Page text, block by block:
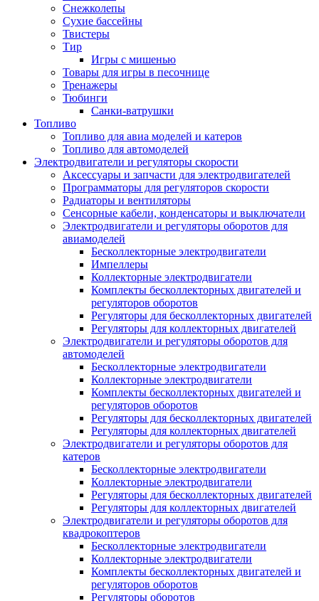
Снежколепы
Сухие бассейны
Твистеры
Тир
Игры с мишенью
Товары для игры в песочнице
Тренажеры
Тюбинги
Санки-ватрушки
Топливо
Топливо для авиа моделей и катеров
Топливо для автомоделей
Электродвигатели и регуляторы скорости
Аксессуары и запчасти для электродвигателей
Программаторы для регуляторов скорости
Радиаторы и вентиляторы
Сенсорные кабели, конденсаторы и выключатели
Электродвигатели и регуляторы оборотов для
авиамоделей
Бесколлекторные электродвигатели
Импеллеры
Коллекторные электродвигатели
Комплекты бесколлекторных двигателей и
регуляторов оборотов
Регуляторы для бесколлекторных двигателей
Регуляторы для коллекторных двигателей
Электродвигатели и регуляторы оборотов для
автомоделей
Бесколлекторные электродвигатели
Коллекторные электродвигатели
Комплекты бесколлекторных двигателей и
регуляторов оборотов
Регуляторы для бесколлекторных двигателей
Регуляторы для коллекторных двигателей
Электродвигатели и регуляторы оборотов для
катеров
Бесколлекторные электродвигатели
Коллекторные электродвигатели
Регуляторы для бесколлекторных двигателей
Регуляторы для коллекторных двигателей
Электродвигатели и регуляторы оборотов для
квадрокоптеров
Бесколлекторные электродвигатели
Коллекторные электродвигатели
Комплекты бесколлекторных двигателей и
регуляторов оборотов
Регуляторы оборотов